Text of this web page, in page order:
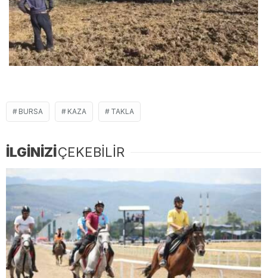
BURSA KAZA TAKLA
İLGİNİZİÇEKEBİLİR